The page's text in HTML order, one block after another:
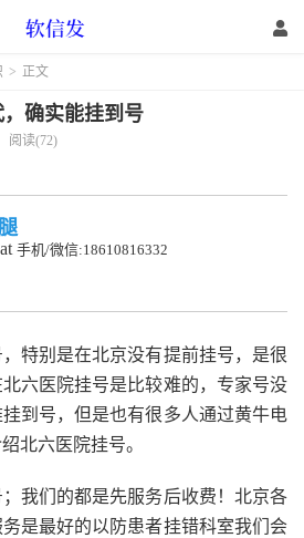
> 正文
确实能挂到号
阅读(72)
at 手机/微信:18610816332
特别是在北京没有提前挂号，是很
六医院挂号是比较难的，专家号没
到号，但是也有很多人通过黄牛电
北六医院挂号。
我们的都是先服务后收费！北京各
是最好的以防患者挂错科室我们会